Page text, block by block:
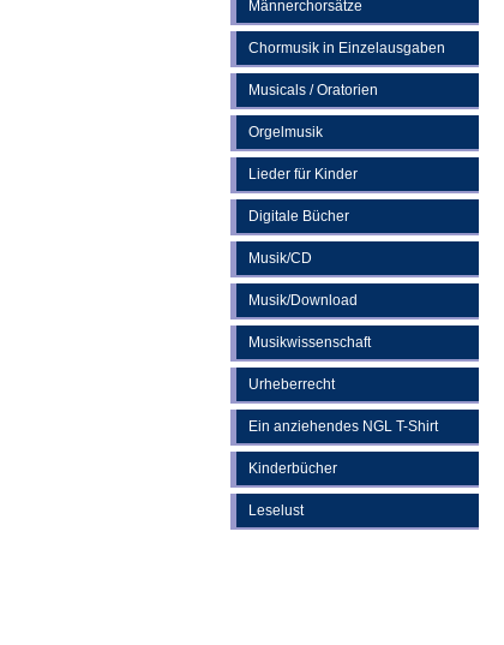
Männerchorsätze
Chormusik in Einzelausgaben
Musicals / Oratorien
Orgelmusik
Lieder für Kinder
Digitale Bücher
Musik/CD
Musik/Download
Musikwissenschaft
Urheberrecht
Ein anziehendes NGL T-Shirt
Kinderbücher
Leselust